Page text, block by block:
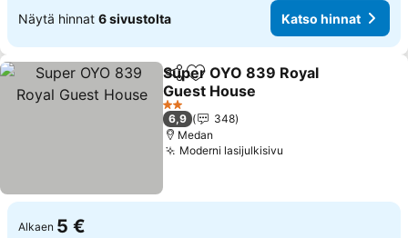
Näytä hinnat 6 sivustolta Katso hinnat
Jaa Lisää suosikkeihin
Super OYO 839 Royal
Guest House
2 Tähtiluokitus
6,9
348
Medan
Moderni lasijulkisivu
Alkaen 5 €